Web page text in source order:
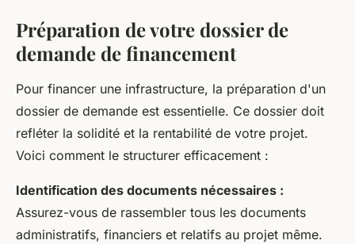
Préparation de votre dossier de
demande de financement
Pour financer une infrastructure, la préparation d'un
dossier de demande est essentielle. Ce dossier doit
refléter la solidité et la rentabilité de votre projet.
Voici comment le structurer efficacement :
Identification des documents nécessaires :
Assurez-vous de rassembler tous les documents
administratifs, financiers et relatifs au projet même.